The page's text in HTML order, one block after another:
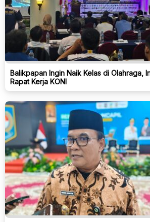
Balikpapan Ingin Naik Kelas di Olahraga,
Rapat Kerja KONI